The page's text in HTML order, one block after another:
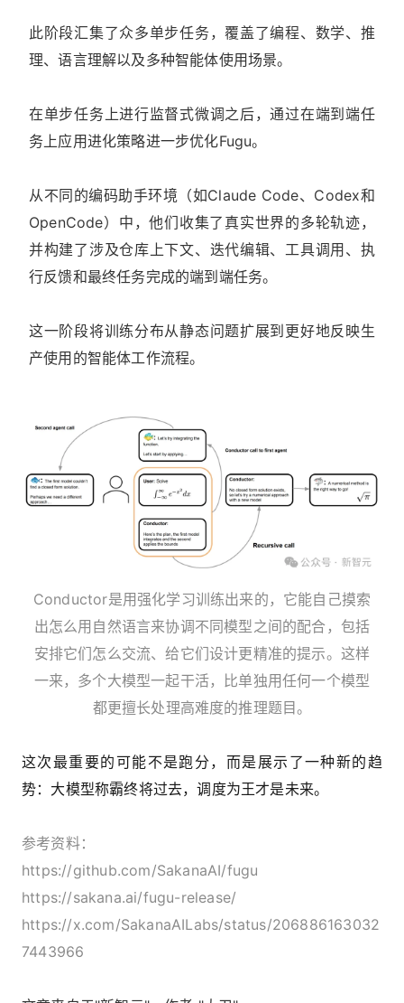
此阶段汇集了众多单步任务，覆盖了编程、数学、推
理、语言理解以及多种智能体使用场景。
在单步任务上进行监督式微调之后，通过在端到端任
务上应用进化策略进一步优化Fugu。
从不同的编码助手环境（如Claude Code、Codex和
OpenCode）中，他们收集了真实世界的多轮轨迹，
并构建了涉及仓库上下文、迭代编辑、工具调用、执
行反馈和最终任务完成的端到端任务。
这一阶段将训练分布从静态问题扩展到更好地反映生
产使用的智能体工作流程。
Conductor是用强化学习训练出来的，它能自己摸索
出怎么用自然语言来协调不同模型之间的配合，包括
安排它们怎么交流、给它们设计更精准的提示。这样
一来，多个大模型一起干活，比单独用任何一个模型
都更擅长处理高难度的推理题目。
这次最重要的可能不是跑分，而是展示了一种新的趋
势：大模型称霸终将过去，调度为王才是未来。
参考资料：
https://github.com/SakanaAI/fugu
https://sakana.ai/fugu-release/
https://x.com/SakanaAILabs/status/206886163032
7443966